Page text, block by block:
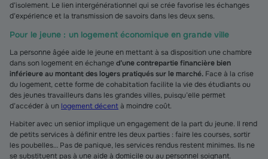
d’isolement. Le lien intergénérationnel qui se crée favorise les échanges
d’expérience et la transmission de savoirs dans les deux sens.
Pour le jeune : un logement économique en grande ville
La personne âgée aide le jeune en mettant à sa disposition une chambre
dans son logement en échanged’une contrepartie financière bien
inférieure au montant des loyers pratiqués sur le marché. Face à la crise
du logement, cette forme de cohabitation facilite la vie des étudiants ou
des jeunes travailleurs dans les grandes villes, puisqu’elle permet
d’accéder à un logement décentà moindre coût.
Habiter avec un senior implique un engagement de la part du jeune. Il rend
de petits services à définir entre les deux parties : faire les courses, sortir
les poubelles… Pas de panique, les services rendus restent minimes. Ils ne
se substituent pas à une aide à domicile ou au personnel soignant.